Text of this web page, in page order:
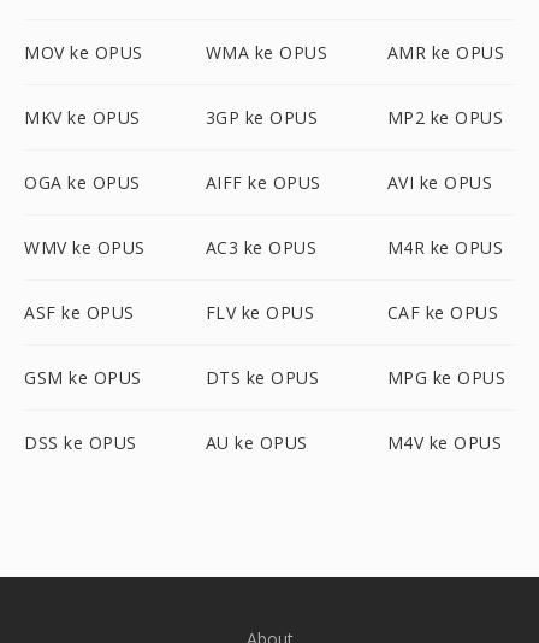
MOV ke OPUS WMA ke OPUS AMR ke OPUS
MKV ke OPUS 3GP ke OPUS MP2 ke OPUS
OGA ke OPUS AIFF ke OPUS AVI ke OPUS
WMV ke OPUS AC3 ke OPUS M4R ke OPUS
ASF ke OPUS FLV ke OPUS CAF ke OPUS
GSM ke OPUS DTS ke OPUS MPG ke OPUS
DSS ke OPUS AU ke OPUS M4V ke OPUS